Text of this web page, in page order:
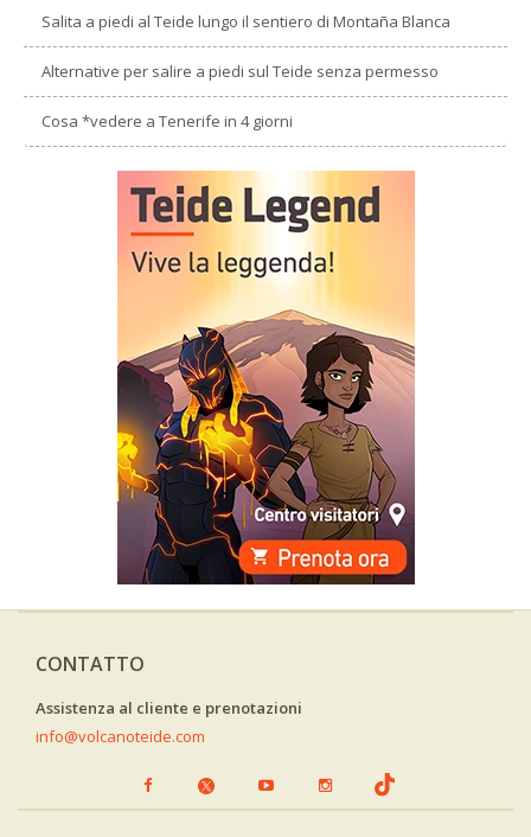
Salita a piedi al Teide lungo il sentiero di Montaña Blanca
Alternative per salire a piedi sul Teide senza permesso
Cosa *vedere a Tenerife in 4 giorni
CONTATTO
Assistenza al cliente e prenotazioni
info@volcanoteide.com